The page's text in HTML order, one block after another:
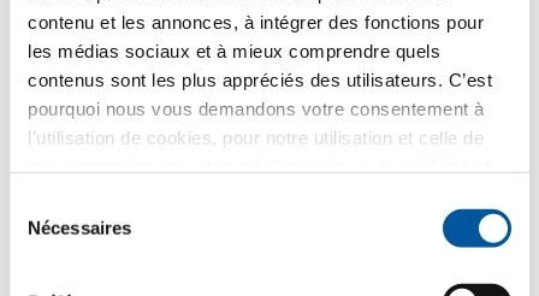
contenu et les annonces, à intégrer des fonctions pour
les médias sociaux et à mieux comprendre quels
contenus sont les plus appréciés des utilisateurs. C’est
pourquoi nous vous demandons votre consentement à
l’utilisation de cookies, pour notre utilisation et celle de
ces informations avec d’autres données que vous leur
avez fournies ou qu’ils ont collectées dans le cadre de
Nécessaires
geName
n-group.com
sImageMode
cloud.zeppeli
n-group.com
En attente
sprigReplay#
chunkUploa
Calendly En attente Persistant
sprigReplay#
Persistant